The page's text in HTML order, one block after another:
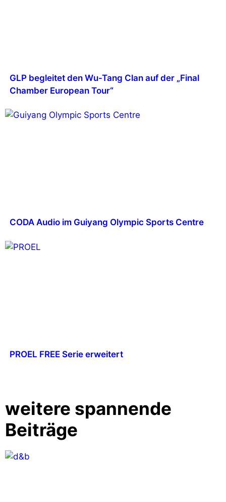
GLP begleitet den Wu-Tang Clan auf der „Final
Chamber European Tour“
CODA Audio im Guiyang Olympic Sports Centre
PROEL FREE Serie erweitert
weitere spannende
Beiträge